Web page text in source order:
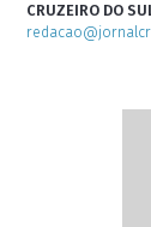
CRUZEIRO DO